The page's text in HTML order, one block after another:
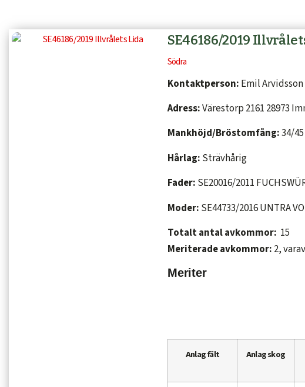
SE46186/2019
Södra
Kontaktperson: Emil
Adress:Värestorp 2161 28973
Mankhöjd/Bröstomfång:34/45
Hårlag: Strävhårig
Fader: SE20016/2011
Moder: SE44733/2016 UNTRA
Totalt antal avkommor: 15
Meriterade avkommor: 2,
Meriter
Anlag fält Anlag skog